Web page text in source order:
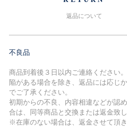
返品について
不良品
商品到着後３日以内ご連絡ください
陥がある場合を除き、返品には応じ
でご了承ください。
初期からの不良、内容相違などが認
合は、同等商品と交換または返金致し
※在庫のない場合は、返金させて頂き